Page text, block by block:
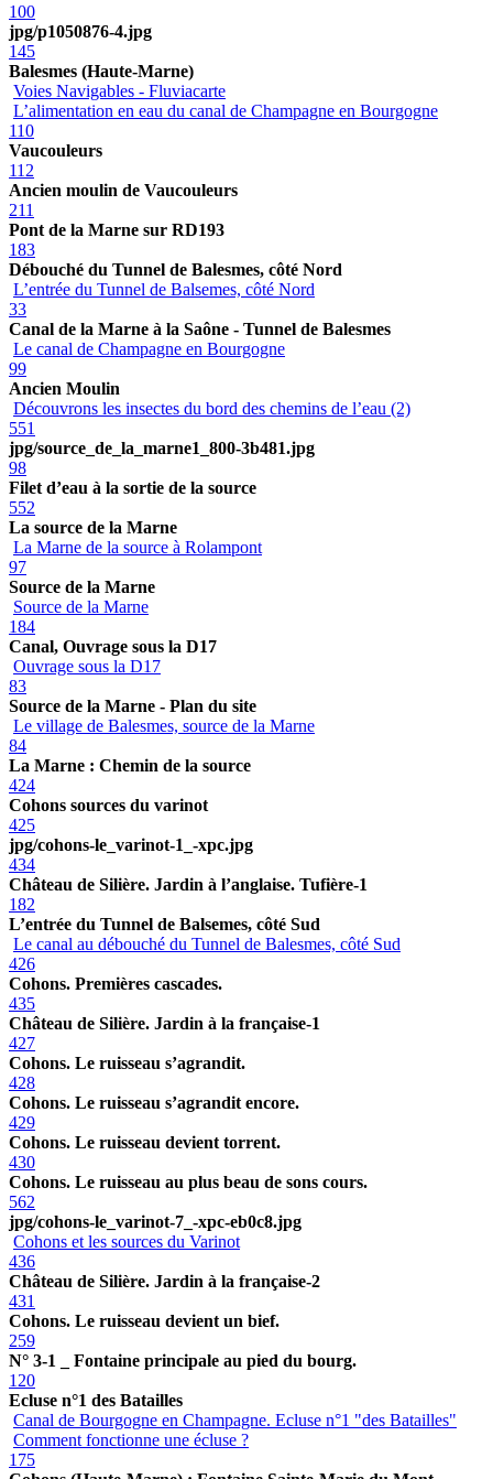
100
jpg/p1050876-4.jpg
145
Balesmes (Haute-Marne)
Voies Navigables - Fluviacarte
L’alimentation en eau du canal de Champagne en Bourgogne
110
Vaucouleurs
112
Ancien moulin de Vaucouleurs
211
Pont de la Marne sur RD193
183
Débouché du Tunnel de Balesmes, côté Nord
L’entrée du Tunnel de Balsemes, côté Nord
33
Canal de la Marne à la Saône - Tunnel de Balesmes
Le canal de Champagne en Bourgogne
99
Ancien Moulin
Découvrons les insectes du bord des chemins de l’eau (2)
551
jpg/source_de_la_marne1_800-3b481.jpg
98
Filet d’eau à la sortie de la source
552
La source de la Marne
La Marne de la source à Rolampont
97
Source de la Marne
Source de la Marne
184
Canal, Ouvrage sous la D17
Ouvrage sous la D17
83
Source de la Marne - Plan du site
Le village de Balesmes, source de la Marne
84
La Marne : Chemin de la source
424
Cohons sources du varinot
425
jpg/cohons-le_varinot-1_-xpc.jpg
434
Château de Silière. Jardin à l’anglaise. Tufière-1
182
L’entrée du Tunnel de Balsemes, côté Sud
Le canal au débouché du Tunnel de Balesmes, côté Sud
426
Cohons. Premières cascades.
435
Château de Silière. Jardin à la française-1
427
Cohons. Le ruisseau s’agrandit.
428
Cohons. Le ruisseau s’agrandit encore.
429
Cohons. Le ruisseau devient torrent.
430
Cohons. Le ruisseau au plus beau de sons cours.
562
jpg/cohons-le_varinot-7_-xpc-eb0c8.jpg
Cohons et les sources du Varinot
436
Château de Silière. Jardin à la française-2
431
Cohons. Le ruisseau devient un bief.
259
N° 3-1 _ Fontaine principale au pied du bourg.
120
Ecluse n°1 des Batailles
Canal de Bourgogne en Champagne. Ecluse n°1 "des Batailles"
Comment fonctionne une écluse ?
175